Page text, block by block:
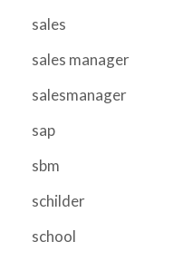
sales
sales manager
salesmanager
sap
sbm
schilder
school